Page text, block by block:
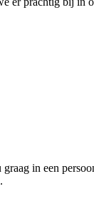
in een